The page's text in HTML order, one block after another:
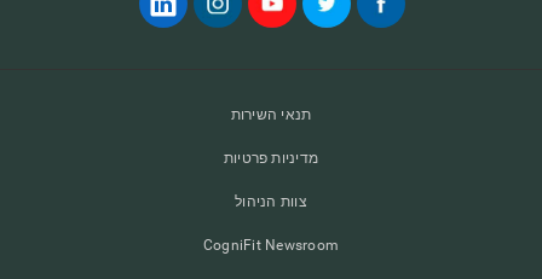
תנאי השירות
מדיניות פרטיות
צוות הניהול
CogniFit Newsroom